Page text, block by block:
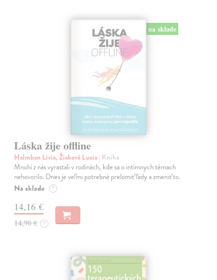
na sklade
Láska žije offline
Halmkan Lívia, Žiaková Lucia| Kniha
Mnohí z nás vyrastali v rodinách, kde sa o intímnych témach
nehovorilo. Dnes je veľmi potrebné prelomiť ľady a zmeniť to.
Na sklade ?
14,16 €
14,90 € ?